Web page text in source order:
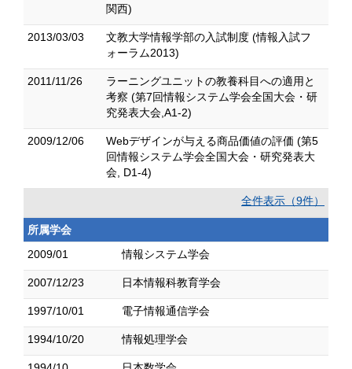
関西)
2013/03/03
文教大学情報学部の入試制度 (情報入試フ
ォーラム2013)
2011/11/26
ラーニングユニットの教養科目への適用と
考察 (第7回情報システム学会全国大会・研
究発表大会,A1-2)
2009/12/06
Webデザインが与える商品価値の評価 (第5
回情報システム学会全国大会・研究発表大
会, D1-4)
全件表示（9件）
所属学会
2009/01
情報システム学会
2007/12/23 日本情報科教育学会
1997/10/01 電子情報通信学会
1994/10/20 情報処理学会